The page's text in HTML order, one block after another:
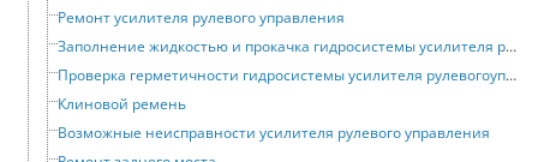
Ремонт усилителя рулевого управления
Заполнение жидкостью и прокачка гидросистемы усилителя рулевого управления
Проверка герметичности гидросистемы усилителя рулевогоуправления
Клиновой ремень
Возможные неисправности усилителя рулевого управления